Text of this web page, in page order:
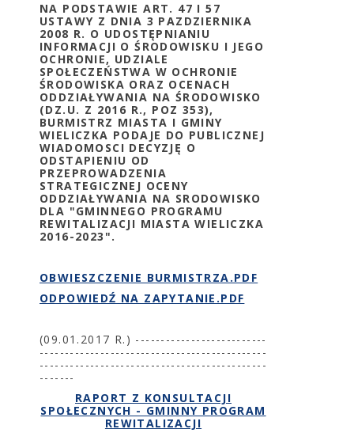
NA PODSTAWIE ART. 47 I 57
USTAWY Z DNIA 3 PAZDZIERNIKA
2008 R. O UDOSTĘPNIANIU
INFORMACJI O ŚRODOWISKU I JEGO
OCHRONIE, UDZIALE
SPOŁECZEŃSTWA W OCHRONIE
ŚRODOWISKA ORAZ OCENACH
ODDZIAŁYWANIA NA ŚRODOWISKO
(DZ.U. Z 2016 R., POZ 353),
BURMISTRZ MIASTA I GMINY
WIELICZKA PODAJE DO PUBLICZNEJ
WIADOMOSCI DECYZJĘ O
ODSTAPIENIU OD
PRZEPROWADZENIA
STRATEGICZNEJ OCENY
ODDZIAŁYWANIA NA SRODOWISKO
DLA "GMINNEGO PROGRAMU
REWITALIZACJI MIASTA WIELICZKA
2016-2023".
OBWIESZCZENIE BURMISTRZA.PDF
ODPOWIEDŹ NA ZAPYTANIE.PDF
(09.01.2017 R.) --------------------------
---------------------------------------------
---------------------------------------------
-------
RAPORT Z KONSULTACJI
SPOŁECZNYCH - GMINNY PROGRAM
REWITALIZACJI